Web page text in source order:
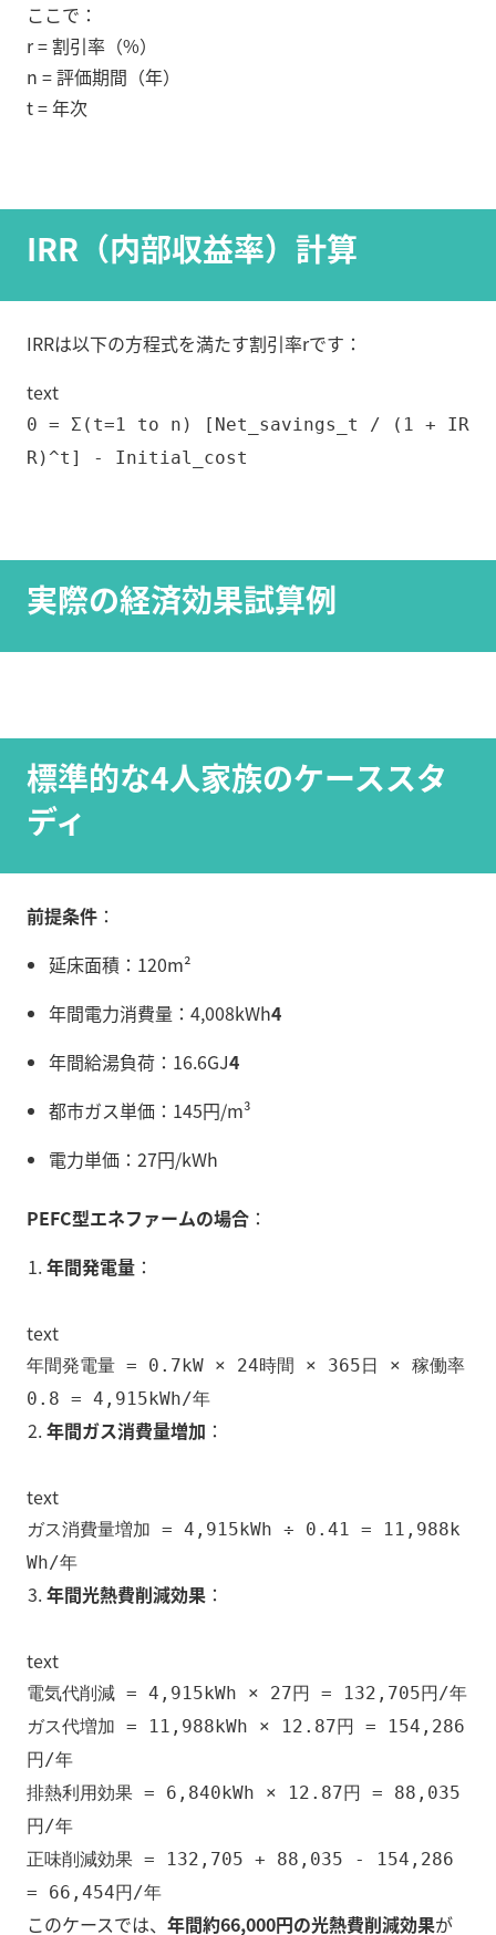
ここで：
r = 割引率（%）
n = 評価期間（年）
t = 年次
IRR（内部収益率）計算
IRRは以下の方程式を満たす割引率rです：
text
0 = Σ(t=1 to n) [Net_savings_t / (1 + IR
R)^t] - Initial_cost
実際の経済効果試算例
標準的な4人家族のケーススタ
ディ
前提条件 ：
延床面積：120m²
年間電力消費量：4,008kWh4
年間給湯負荷：16.6GJ4
都市ガス単価：145円/m³
電力単価：27円/kWh
PEFC型エネファームの場合 ：
年間発電量 ：
text
年間発電量 = 0.7kW × 24時間 × 365日 × 稼働率
0.8 = 4,915kWh/年
年間ガス消費量増加 ：
text
ガス消費量増加 = 4,915kWh ÷ 0.41 = 11,988k
Wh/年
年間光熱費削減効果 ：
text
電気代削減 = 4,915kWh × 27円 = 132,705円/年
ガス代増加 = 11,988kWh × 12.87円 = 154,286
円/年
排熱利用効果 = 6,840kWh × 12.87円 = 88,035
円/年
正味削減効果 = 132,705 + 88,035 - 154,286
= 66,454円/年
このケースでは、 年間約66,000円の光熱費削減効果が